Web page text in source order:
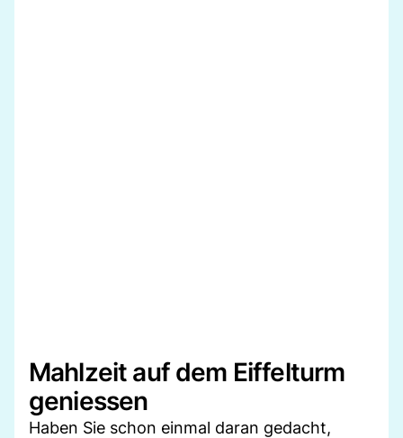
Mahlzeit auf dem Eiffelturm
geniessen
Haben Sie schon einmal daran gedacht,